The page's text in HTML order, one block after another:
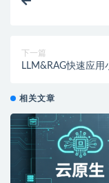
下一篇
LLM&RAG快速应用
相关文章